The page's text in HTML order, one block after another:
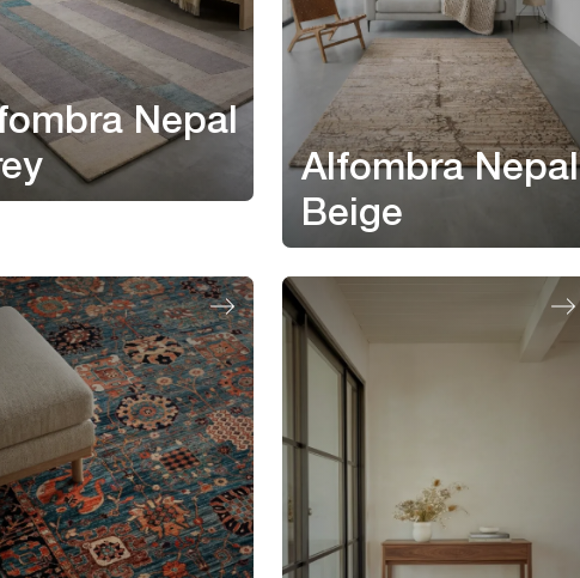
Nepal
Alfombra Nepal
Beige